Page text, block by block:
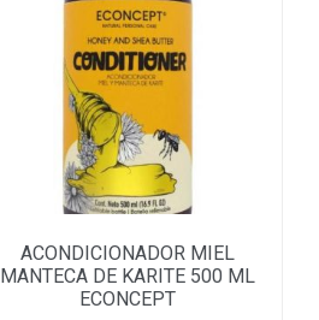
ACONDICIONADOR MIEL
MANTECA DE KARITE 500 ML
ECONCEPT